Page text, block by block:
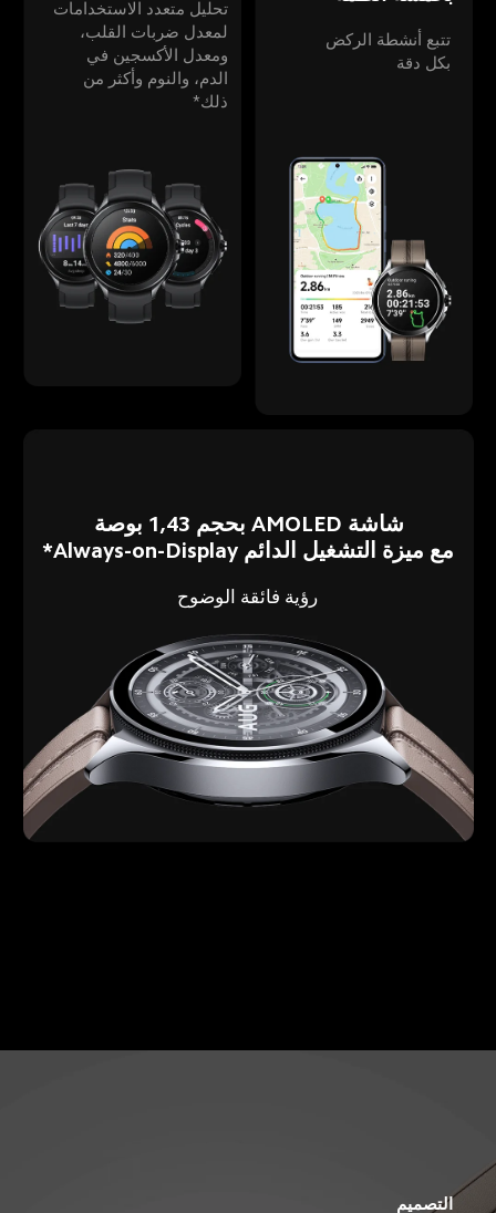
تحليل متعدد الاستخدامات
لمعدل ضربات القلب،
ومعدل الأكسجين في
الدم، والنوم وأكثر من
ذلك*
تتبع أنشطة الركض
بكل دقة
شاشة AMOLED بحجم 1,43 بوصة
مع ميزة التشغيل الدائم Always-on-Display*
رؤية فائقة الوضوح
التصميم